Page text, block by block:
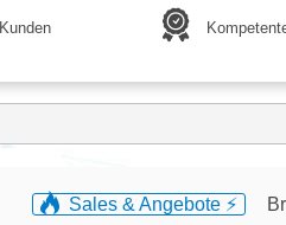
Sales & Angebote ⚡️